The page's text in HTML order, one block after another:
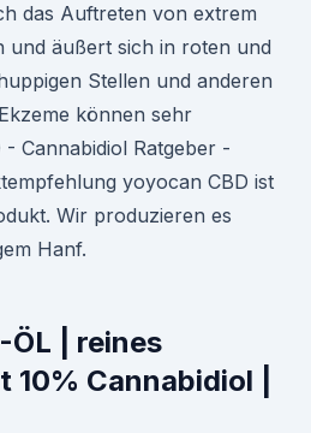
das Auftreten von extrem
und äußert sich in roten und
Stellen und anderen
können sehr
Cannabidiol Ratgeber -
yoyocan CBD ist
Wir produzieren es
Hanf.
ÖL | reines
10% Cannabidiol |